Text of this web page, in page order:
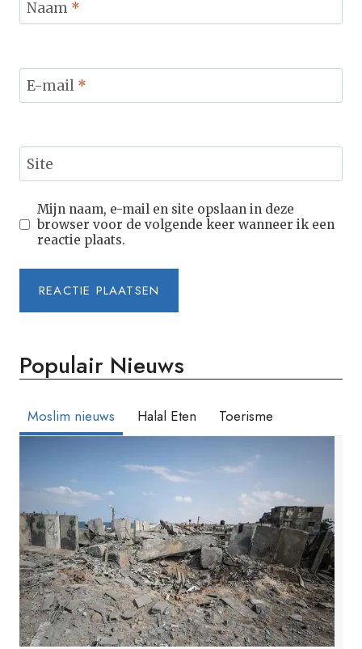
Naam *
E-mail *
Site
Mijn naam, e-mail en site opslaan in deze
browser voor de volgende keer wanneer ik een
reactie plaats.
Populair Nieuws
Moslim nieuws Halal Eten Toerisme